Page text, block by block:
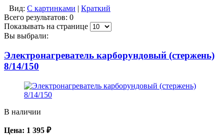
Вид: С картинками | Краткий
Всего результатов: 0
Показывать на странице
Вы выбрали:
Электронагреватель карборундовый (стержень)
8/14/150
В наличии
Цена: 1 395 ₽